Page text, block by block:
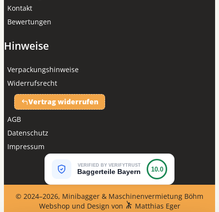
Kontakt
Bewertungen
Hinweise
Verpackungshinweise
Widerrufsrecht
Vertrag widerrufen
AGB
Datenschutz
Impressum
VERIFIED BY VERIFYTRUST
Baggerteile Bayern 10.0
© 2024–2026, Minibagger & Maschinenvermietung Böhm
Webshop und Design von
Matthias Eger